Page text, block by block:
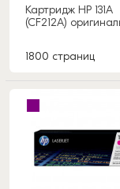
Картридж HP 131A
(CF212A)
1800 страниц